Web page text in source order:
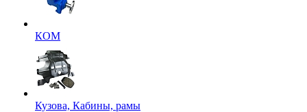
КОМ
Кузова, Кабины, рамы